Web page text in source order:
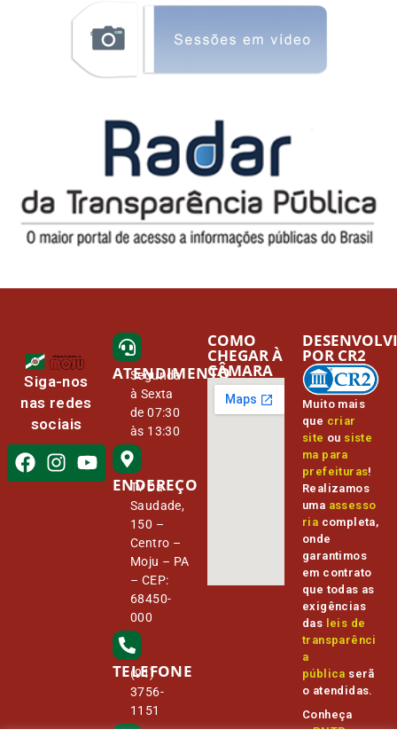
Siga-nos
nas redes
sociais
ATENDIMENTO
Segunda
à Sexta
de 07:30
às 13:30
ENDEREÇO
Tv Da
Saudade,
150 –
Centro –
Moju – PA
– CEP:
68450-
000
TELEFONE
(91)
3756-
1151
COMO
CHEGAR À
CÂMARA
Muito mais
que criar
site ou siste
ma para
prefeituras!
Realizamos
uma assesso
ria completa,
onde
garantimos
em contrato
que todas as
exigências
das leis de
transparênci
a
pública serã
o atendidas.
Conheça
oPNTPe
POR CR2